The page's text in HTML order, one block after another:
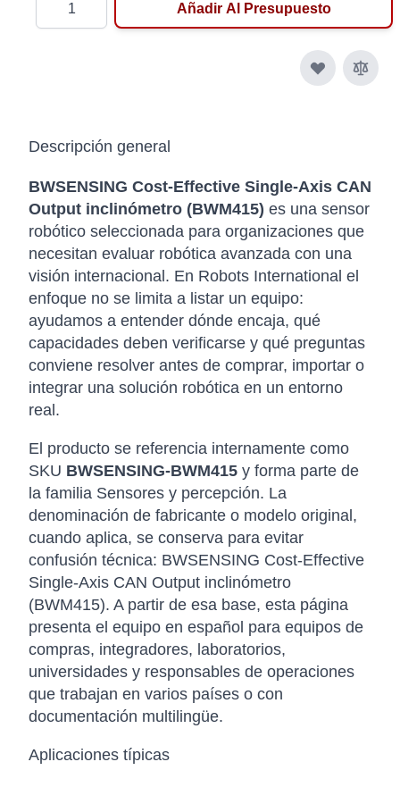
Añadir Al Presupuesto
Descripción general
BWSENSING Cost-Effective Single-Axis CAN
Output inclinómetro (BWM415) es una sensor
robótico seleccionada para organizaciones que
necesitan evaluar robótica avanzada con una
visión internacional. En Robots International el
enfoque no se limita a listar un equipo:
ayudamos a entender dónde encaja, qué
capacidades deben verificarse y qué preguntas
conviene resolver antes de comprar, importar o
integrar una solución robótica en un entorno
real.
El producto se referencia internamente como
SKU BWSENSING-BWM415 y forma parte de
la familia Sensores y percepción. La
denominación de fabricante o modelo original,
cuando aplica, se conserva para evitar
confusión técnica: BWSENSING Cost-Effective
Single-Axis CAN Output inclinómetro
(BWM415). A partir de esa base, esta página
presenta el equipo en español para equipos de
compras, integradores, laboratorios,
universidades y responsables de operaciones
que trabajan en varios países o con
documentación multilingüe.
Aplicaciones típicas